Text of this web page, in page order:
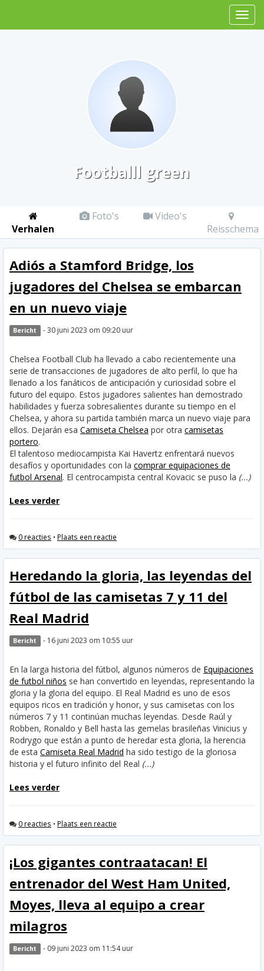
Footballl green
Verhalen
Foto's
Video's
Reisschema
Adiós a Stamford Bridge, los
jugadores del Chelsea se embarcan
en un nuevo viaje
Bericht - 30 juni 2023 om 09:20 uur
Chelsea Football Club ha llevado a cabo recientemente una
serie de transacciones de jugadores de alto perfil, lo que ha
llenado a los fanáticos de anticipación y curiosidad sobre el
futuro del equipo. Estos jugadores salientes han demostrado
habilidades y fuerza sobresalientes durante su tiempo en el
Chelsea, y ahora su partida también marca un nuevo viaje para
ellos. Dejarán esa Camiseta Chelsea por otra camisetas
portero.
El talentoso mediocampista Kai Havertz enfrentará nuevos
desafíos y oportunidades con la comprar equipaciones de
futbol Arsenal. El centrocampista central Kovacic se puso la (...)
Lees verder
0 reacties • Plaats een reactie
Heredando la gloria, las leyendas del
fútbol de las camisetas 7 y 11 del
Real Madrid
Bericht - 16 juni 2023 om 10:55 uur
En la larga historia del fútbol, algunos números de Equipaciones
de futbol niños se han convertido en leyendas, representando la
gloria y la gloria del equipo. El Real Madrid es uno de esos
equipos ricos en tradición y honor, y sus camisetas con los
números 7 y 11 continúan muchas leyendas. Desde Raúl y
Robben, Ronaldo y Bell hasta las gemelas brasileñas Vinicius y
Rodrygo que están a punto de heredar esta gloria, la herencia
de esta Camiseta Real Madrid ha sido testigo de la gloriosa
historia y el futuro infinito del Real (...)
Lees verder
0 reacties • Plaats een reactie
¡Los gigantes contraatacan! El
entrenador del West Ham United,
Moyes, lleva al equipo a crear
milagros
Bericht - 09 juni 2023 om 11:54 uur